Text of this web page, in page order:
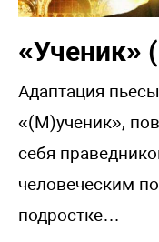
«Ученик»
Адаптация
«(М)ученик»,
себя
человеческим
подростке…